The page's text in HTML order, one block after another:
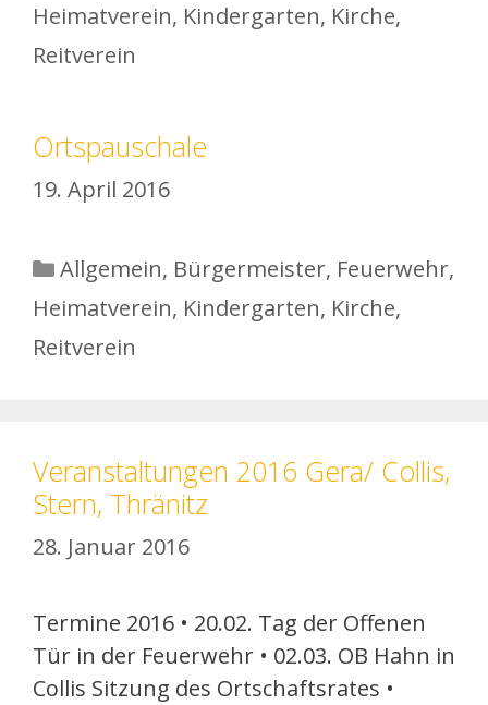
Heimatverein, Kindergarten, Kirche,
Reitverein
Ortspauschale
19. April 2016
Kategorien
Allgemein, Bürgermeister, Feuerwehr,
Heimatverein, Kindergarten, Kirche,
Reitverein
Veranstaltungen 2016 Gera/ Collis,
Stern, Thränitz
28. Januar 2016
Termine 2016 • 20.02. Tag der Offenen
Tür in der Feuerwehr • 02.03. OB Hahn in
Collis Sitzung des Ortschaftsrates •